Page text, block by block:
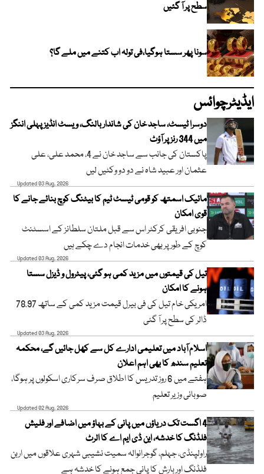
سطح پر آ گئیں
سونا پھر سستا ہوگیا،فی تولہ اب کتنے میں ملے گا؟
ایڈیٹرچوائس
دوسرا ٹیسٹ، ساجد خان کی شاندار بالنگ، ویسٹ انڈیز پہلی اننگز
میں 344 رنز پر آؤٹ
پاکستان کی جانب سے ساجد خان نے 4، محمد علی، علی
عثمان اور عبید شاہ نے دو دو وکٹیں لیں
Updated 03 Aug, 2026
مائیک اسمتھ کو قومی ٹیسٹ ٹیم کا بیٹنگ کوچ بنائے جانے کا
قوی امکان
جنوبی افریقی کرکٹر اس سے قبل ملتان سلطانز کے اسسٹنٹ
کوچ کے طور پر بھی خدمات انجام دے چکے ہیں
Updated 03 Aug, 2026
تیل کی قیمتوں میں مزید کمی ہو گئی، پیٹرول و ڈیزل سستا
ہونے کا امکان
امریکی خام تیل کی فی بیرل قیمت مزید کمی کے ساتھ 78.97
ڈالر کی سطح پر آ گئی
Updated 03 Aug, 2026
اسلام آباد میں تعلیمی ادارے کل سے کھل جائیں گے، محکمہ
تعلیم سندھ کا بھی اہم اعلان
ہفتے میں 6 روز تدریس کا اطلاق صرف سرکاری اسکولوں پر ہوگا،
صوبائی وزیر تعلیم
Updated 02 Aug, 2026
4 اگست تک دریاؤں میں پانی کے بہاؤ میں اضافے اور فلیش
فلڈنگ کا خدشہ، این ڈی ایم اے کا الرٹ
راولپنڈی، جہلم، گوجرانوالہ سمیت نشیبی شہری علاقوں میں اربن
فلڈنگ اور بارش کا پانی جمع ہونے کا خدشہ ہے